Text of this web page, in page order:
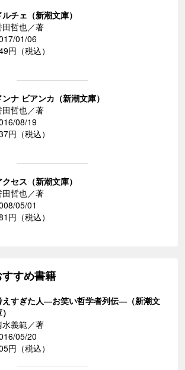
ルチェ（新潮文庫）
田哲也／著
01/06
円（税込）
ンナ ビアンカ（新潮文庫）
田哲也／著
08/19
円（税込）
クセス（新潮文庫）
田哲也／著
05/01
円（税込）
すめ書籍
えすぎた人―お笑い哲学者列伝―（新潮文
水義範／著
05/20
円（税込）